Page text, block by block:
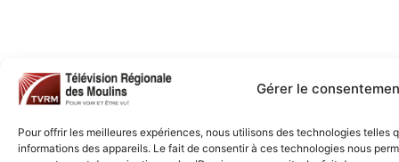
Gérer le
Pour offrir les meilleures expériences, nous utilisons des technologies
informations des appareils. Le fait de consentir à ces technologies nous